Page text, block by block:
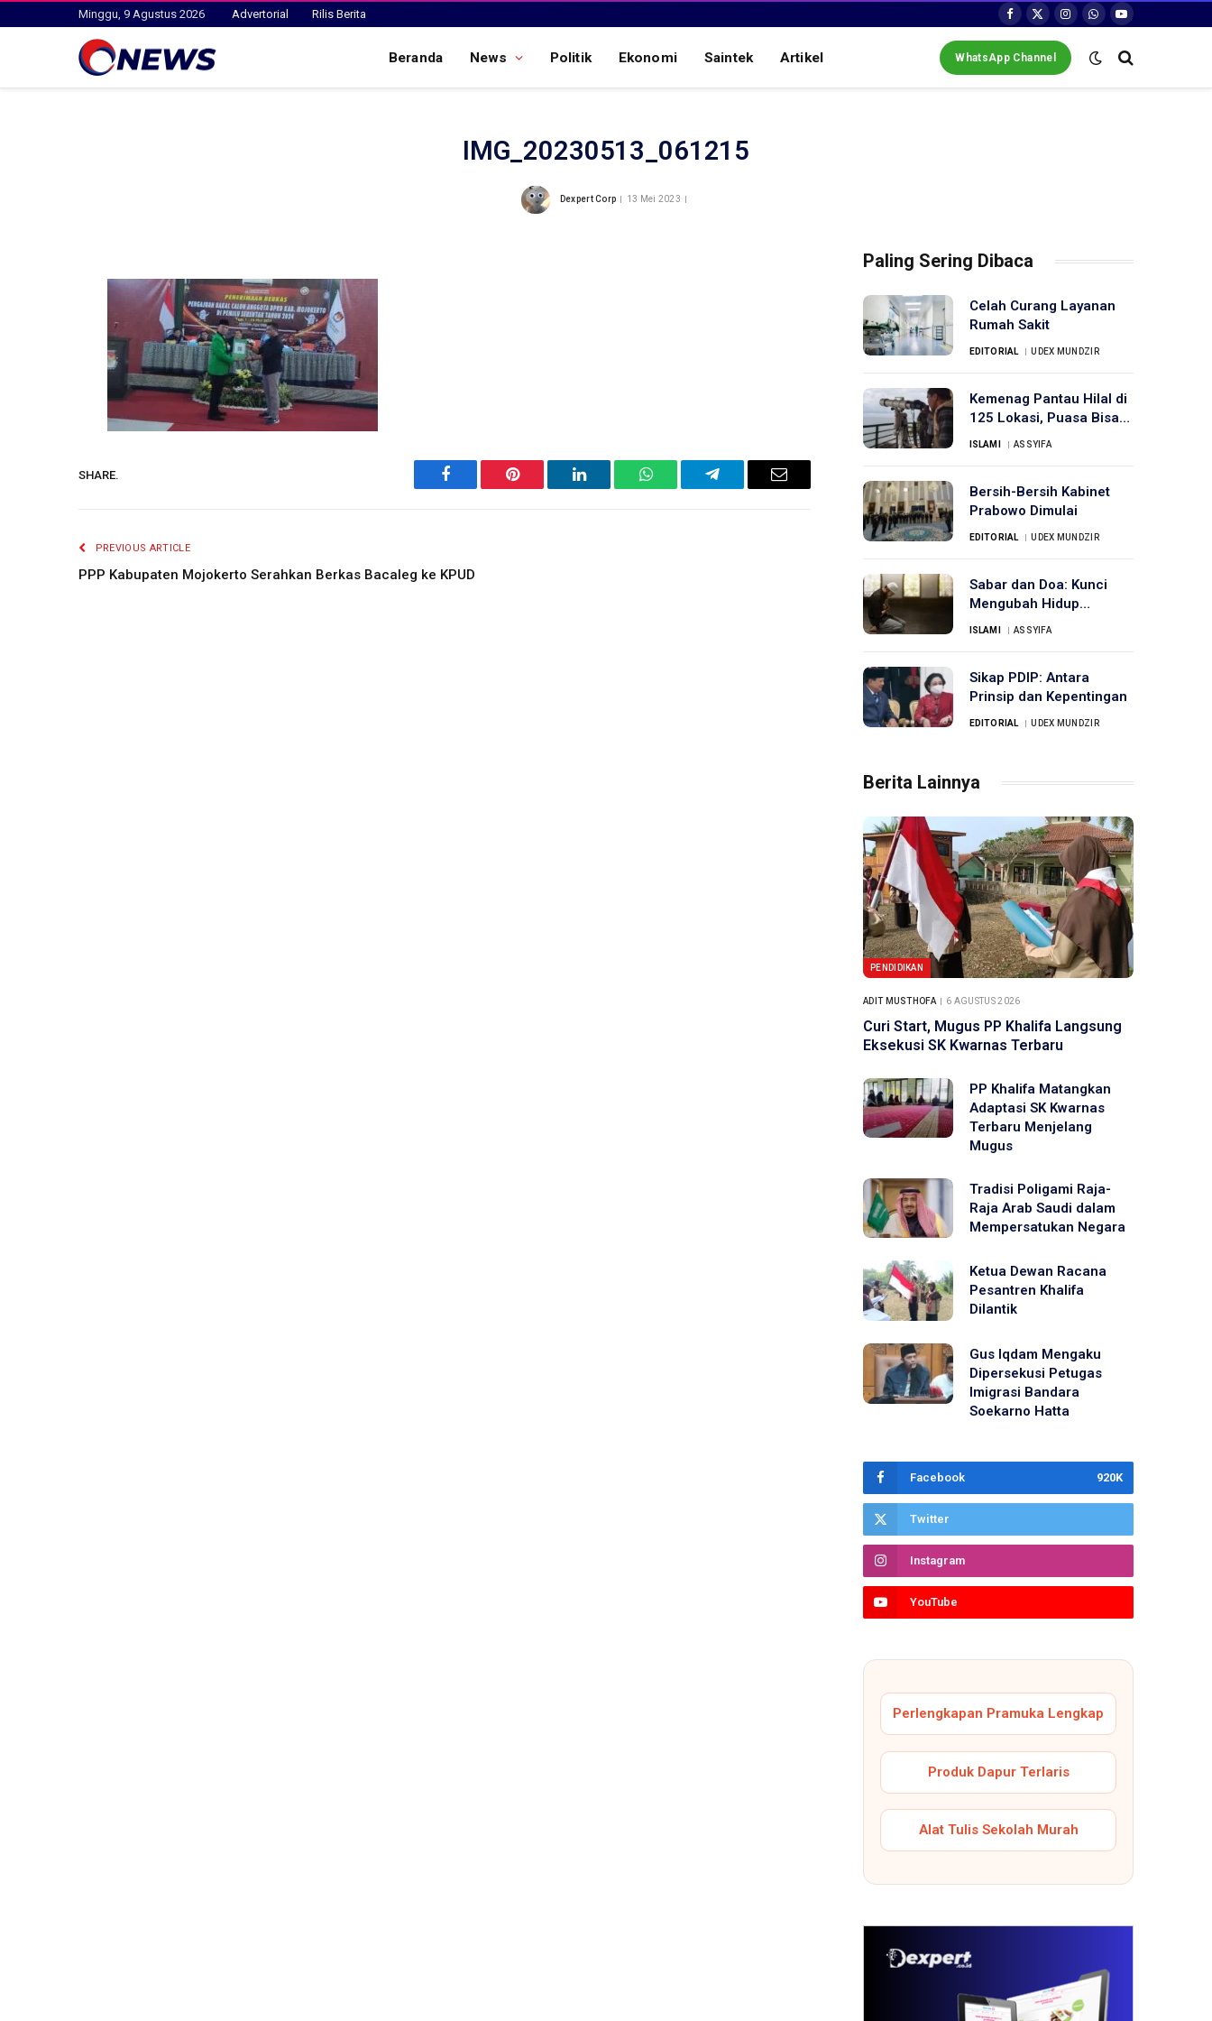
Minggu, 9 Agustus 2026 Advertorial Rilis Berita
Facebook
X
(Twitter)
Instagram
WhatsApp
YouTube
Beranda News Politik Ekonomi Saintek Artikel WhatsApp Channel
IMG_20230513_061215
Dexpert Corp 13 Mei 2023
SHARE.
Facebook Pinterest LinkedIn WhatsAppTelegram Email
PREVIOUS ARTICLE
PPP Kabupaten Mojokerto Serahkan Berkas Bacaleg ke KPUD
Paling Sering Dibaca
Celah Curang Layanan
Rumah Sakit
EDITORIAL UDEX MUNDZIR
Kemenag Pantau Hilal di
125 Lokasi, Puasa Bisa
Dimulai 1 Maret
ISLAMI ASSYIFA
Bersih-Bersih Kabinet
Prabowo Dimulai
EDITORIAL UDEX MUNDZIR
Sabar dan Doa: Kunci
Mengubah Hidup
Menjadi Lebih Baik
ISLAMI ASSYIFA
Sikap PDIP: Antara
Prinsip dan Kepentingan
EDITORIAL UDEX MUNDZIR
Berita Lainnya
PENDIDIKAN
ADIT MUSTHOFA 6 AGUSTUS 2026
Curi Start, Mugus PP Khalifa Langsung
Eksekusi SK Kwarnas Terbaru
PP Khalifa Matangkan
Adaptasi SK Kwarnas
Terbaru Menjelang
Mugus
Tradisi Poligami Raja-
Raja Arab Saudi dalam
Mempersatukan Negara
Ketua Dewan Racana
Pesantren Khalifa
Dilantik
Gus Iqdam Mengaku
Dipersekusi Petugas
Imigrasi Bandara
Soekarno Hatta
Facebook 920K
Twitter
Instagram
YouTube
Perlengkapan Pramuka Lengkap
Produk Dapur Terlaris
Alat Tulis Sekolah Murah